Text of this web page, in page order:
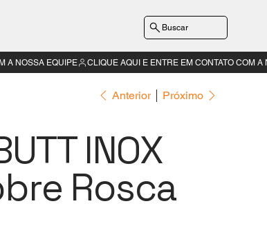
Buscar
Anterior Próximo
INOX
Rosca